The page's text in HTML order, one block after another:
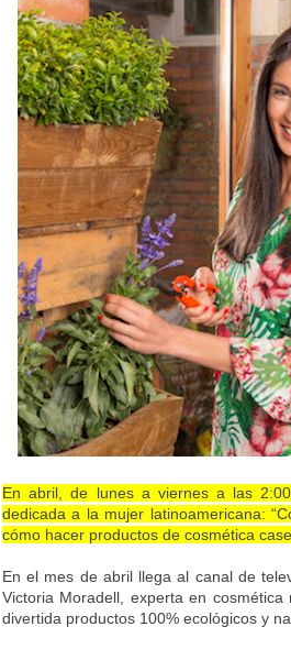
En abril, de lunes a viernes a las
dedicada a la mujer latinoamericana:
cómo hacer productos de cosmética
En el mes de abril llega al canal de
Victoria Moradell, experta en
divertida productos 100% ecológicos y